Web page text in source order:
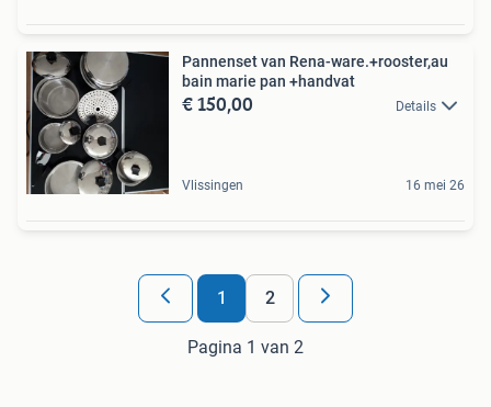
Pannenset van Rena-ware.+rooster,au
bain marie pan +handvat
€ 150,00 Details
Vlissingen 16 mei 26
1 2
Pagina 1 van 2